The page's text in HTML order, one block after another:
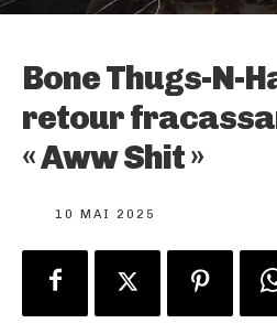
Bone Thugs-N-
retour
« Aww Shit »
10 MAI 2025